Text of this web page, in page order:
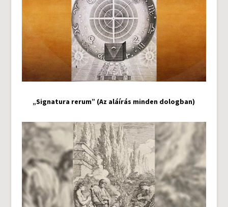
„Signatura rerum” (Az aláírás minden dologban)